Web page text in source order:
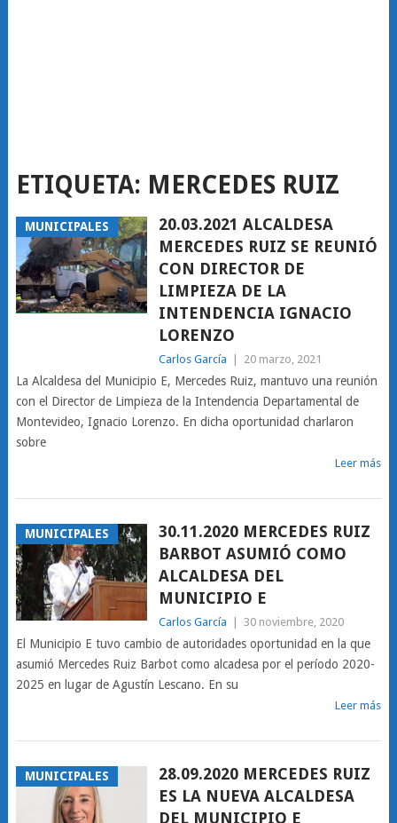
ETIQUETA: MERCEDES RUIZ
MUNICIPALES
20.03.2021 ALCALDESA
MERCEDES RUIZ SE REUNIÓ
CON DIRECTOR DE
LIMPIEZA DE LA
INTENDENCIA IGNACIO
LORENZO
Carlos García 20 marzo, 2021
La Alcaldesa del Municipio E, Mercedes Ruiz, mantuvo una reunión
con el Director de Limpieza de la Intendencia Departamental de
Montevideo, Ignacio Lorenzo. En dicha oportunidad charlaron
sobre
Leer más
MUNICIPALES
30.11.2020 MERCEDES RUIZ
BARBOT ASUMIÓ COMO
ALCALDESA DEL
MUNICIPIO E
Carlos García 30 noviembre, 2020
El Municipio E tuvo cambio de autoridades oportunidad en la que
asumió Mercedes Ruiz Barbot como alcadesa por el período 2020-
2025 en lugar de Agustín Lescano. En su
Leer más
MUNICIPALES
28.09.2020 MERCEDES RUIZ
ES LA NUEVA ALCALDESA
DEL MUNICIPIO E